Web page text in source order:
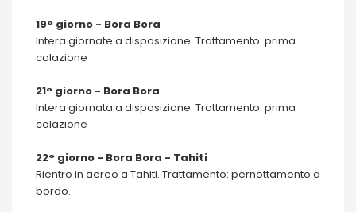
19° giorno - Bora Bora
Intera giornate a disposizione. Trattamento: prima
colazione
21° giorno - Bora Bora
Intera giornata a disposizione. Trattamento: prima
colazione
22° giorno - Bora Bora - Tahiti
Rientro in aereo a Tahiti. Trattamento: pernottamento a
bordo.